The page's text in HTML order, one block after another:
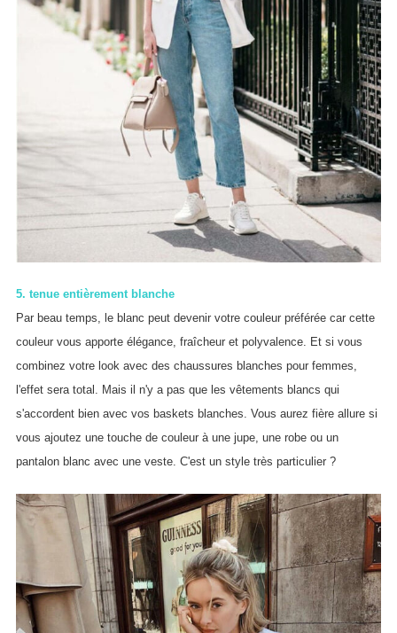
5. tenue entièrement blanche
Par beau temps, le blanc peut devenir votre couleur préférée car cette
couleur vous apporte élégance, fraîcheur et polyvalence. Et si vous
combinez votre look avec des chaussures blanches pour femmes,
l'effet sera total. Mais il n'y a pas que les vêtements blancs qui
s'accordent bien avec vos baskets blanches. Vous aurez fière allure si
vous ajoutez une touche de couleur à une jupe, une robe ou un
pantalon blanc avec une veste. C'est un style très particulier ?